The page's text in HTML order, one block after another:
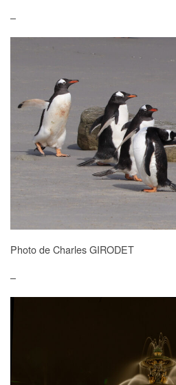
–
Photo de Charles GIRODET
–